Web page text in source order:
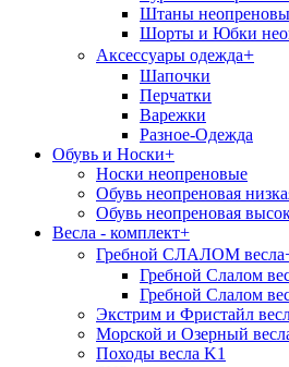
Штаны
Шорты и Юбки
Аксессуары одежда+
Шапочки
Перчатки
Варежки
Разное-Одежда
Обувь и Носки+
Носки неопреновые
Обувь неопреновая
Обувь неопреновая
Весла - комплект+
Гребной СЛАЛОМ весла
Гребной Слалом
Гребной Слалом
Экстрим и Фристайл
Морской и Озерный
Походы весла K1